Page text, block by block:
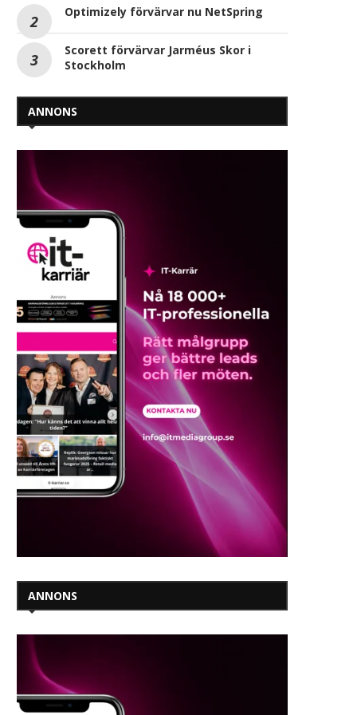
Optimizely förvärvar nu NetSpring
Scorett förvärvar Jarméus Skor i
Stockholm
ANNONS
ANNONS